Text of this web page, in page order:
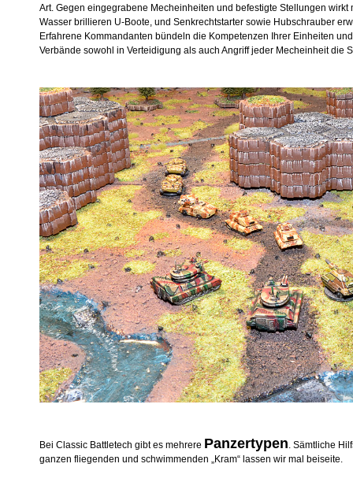
Art. Gegen eingegrabene Mecheinheiten und befestigte Stellungen wirkt
Wasser brillieren U-Boote, und Senkrechtstarter sowie Hubschrauber
Erfahrene Kommandanten bündeln die Kompetenzen Ihrer Einheiten
Verbände sowohl in Verteidigung als auch Angriff jeder Mecheinheit die
Bei Classic Battletech gibt es mehrere Panzertypen. Sämtliche
ganzen fliegenden und schwimmenden „Kram“ lassen wir mal beiseite.